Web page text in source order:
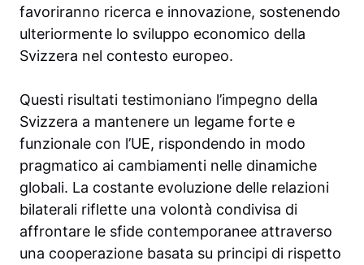
favoriranno ricerca e innovazione, sostenendo
ulteriormente lo sviluppo economico della
Svizzera nel contesto europeo.
Questi risultati testimoniano l’impegno della
Svizzera a mantenere un legame forte e
funzionale con l’UE, rispondendo in modo
pragmatico ai cambiamenti nelle dinamiche
globali. La costante evoluzione delle relazioni
bilaterali riflette una volontà condivisa di
affrontare le sfide contemporanee attraverso
una cooperazione basata su principi di rispetto